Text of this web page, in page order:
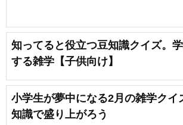
知ってると役立つ豆知識クイズ。
する雑学【子供向け】
小学生が夢中になる2月の雑学クイ
知識で盛り上がろう